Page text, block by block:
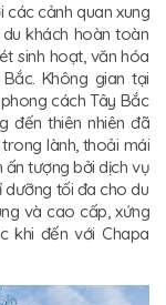
cảnh quan xung
khách hoàn toàn
sinh hoạt, văn hóa
Không gian tại
cách Tây Bắc
đến thiên nhiên đã
lành, thoải mái
ấn tượng bởi dịch vụ
dưỡng tối đa cho du
và cao cấp, xứng
khi đến với Chapa